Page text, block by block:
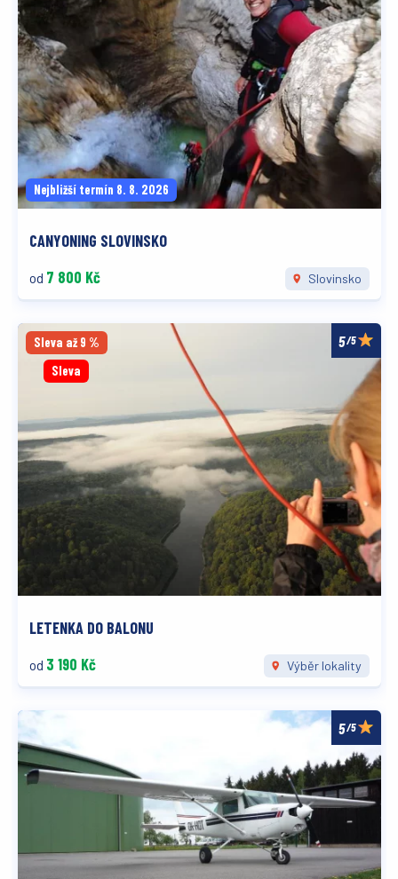
Nejbližší termín 8. 8. 2026
CANYONING SLOVINSKO
od 7 800 Kč Slovinsko
Sleva až 9 %
Sleva
/5
LETENKA DO BALONU
od 3 190 Kč Výběr lokality
/5